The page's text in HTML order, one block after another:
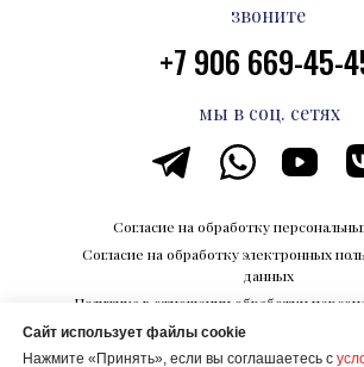
звоните
+7 906 669-45-
Каталог впечатлений на
Политика в отношении обработки
Согласие на обработку электронных
данных
Согласие на обработку
мы в соц. сетях
Сайт использует файлы cookie
Нажмите «Принять», если вы соглашаетесь с